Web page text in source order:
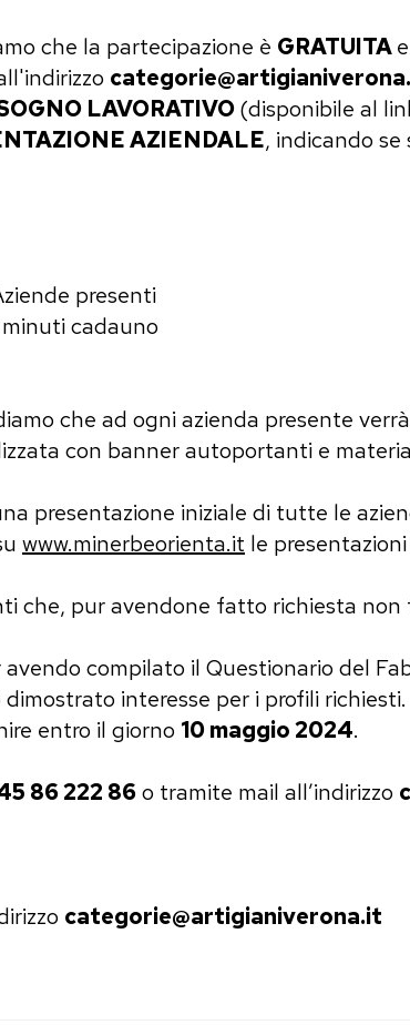
che la partecipazione è GRATUITA
LAVORATIVO(disponibile al
AZIENDALE, indicando
presenti
cadauno
che ad ogni azienda presente
con banner autoportanti e
presentazione iniziale di tutte le
www.minerbeorienta.it le
che, pur avendone fatto richiesta
compilato il Questionario del
interesse per i profili richiesti.
entro il giorno 10 maggio 2024.
86 222 86o tramite mail all’indirizzo
categorie@artigianiverona.it